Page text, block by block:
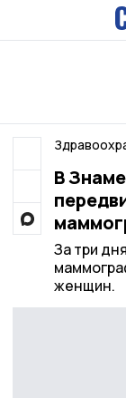
В
За три
женщин.